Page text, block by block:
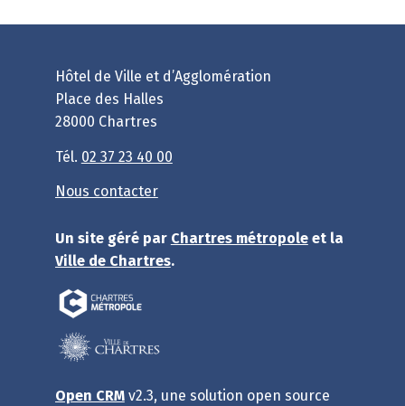
Hôtel de Ville et d’Agglomération
Place des Halles
28000 Chartres
Tél. 02 37 23 40 00
Nous contacter
Un site géré par Chartres métropoleet la
Ville de Chartres.
Open CRMv2.3, une solution open source